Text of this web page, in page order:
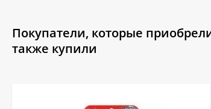
Покупатели, которые
также купили